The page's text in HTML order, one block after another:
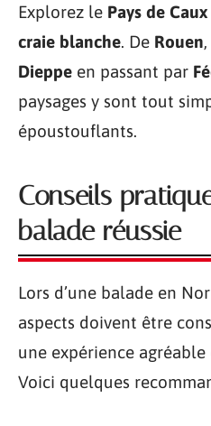
Explorez le Pays de Caux
craie blanche. De Rouen
Dieppe en passant par
paysages y sont tout
époustouflants.
Conseils
balade réussie
Lors d’une balade en
aspects doivent être
une expérience agréable
Voici quelques